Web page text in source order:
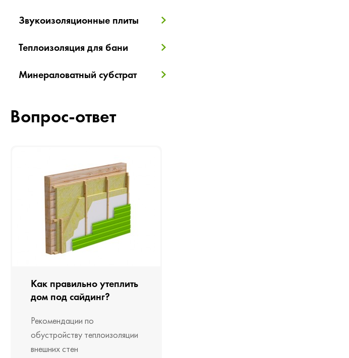
Звукоизоляционные плиты
Теплоизоляция для бани
Минераловатный субстрат
Вопрос-ответ
Как правильно утеплить
дом под сайдинг?
Рекомендации по
обустройству теплоизоляции
внешних стен